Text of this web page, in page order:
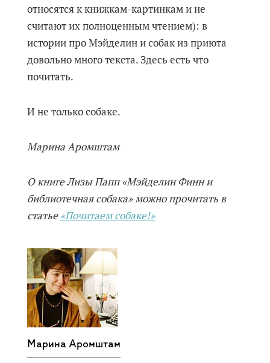
относятся к книжкам-картинкам и не
считают их полноценным чтением): в
истории про Мэйделин и собак из приюта
довольно много текста. Здесь есть что
почитать.
И не только собаке.
Марина Аромштам
О книге Лизы Папп «Мэйделин Финн и
библиотечная собака» можно прочитать в
статье«Почитаем собаке!»
Марина Аромштам